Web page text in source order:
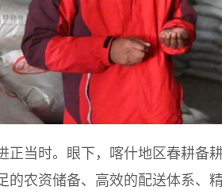
正当时。眼下，喀什地区春耕备
的农资储备、高效的配送体系、